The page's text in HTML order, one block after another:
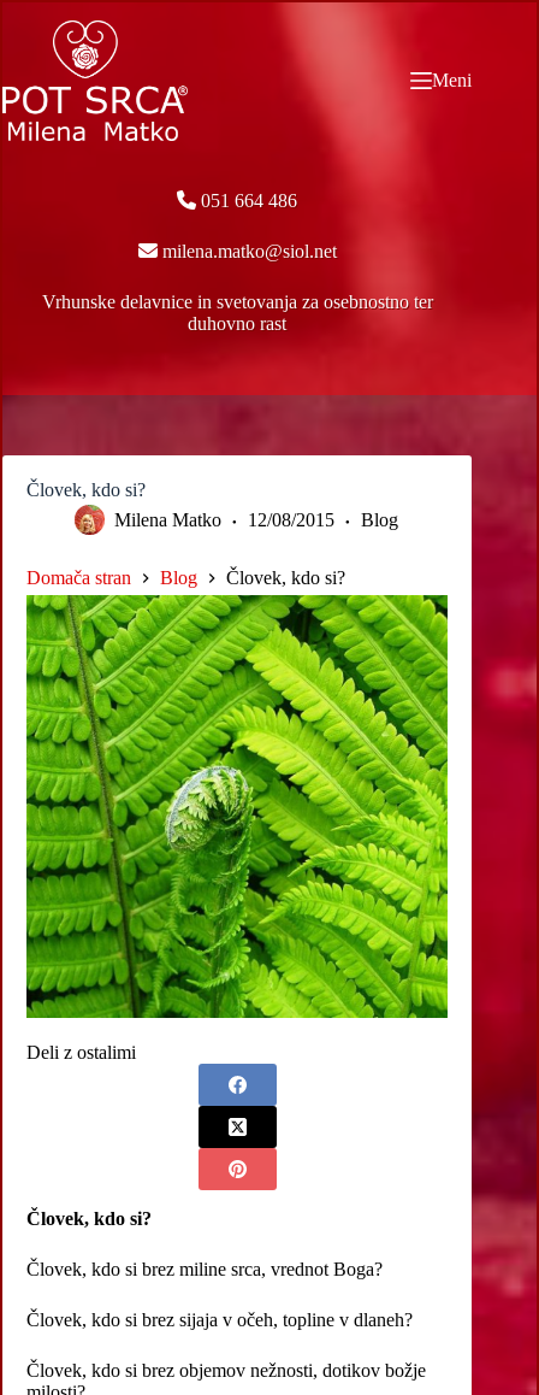
content
Meni
051 664 486
milena.matko@siol.net
Vrhunske delavnice in svetovanja za osebnostno ter
duhovno rast
Človek, kdo si?
Milena Matko
12/08/2015 Blog
Domača stran Blog Človek, kdo si?
Deli z ostalimi
Človek, kdo si?
Človek, kdo si brez miline srca, vrednot Boga?
Človek, kdo si brez sijaja v očeh, topline v dlaneh?
Človek, kdo si brez objemov nežnosti, dotikov božje